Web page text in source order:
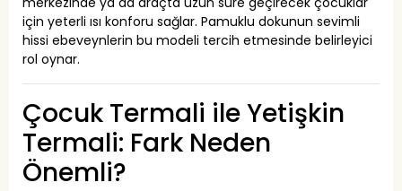
için yeterli ısı konforu sağlar. Pamuklu dokunun sevimli
hissi ebeveynlerin bu modeli tercih etmesinde belirleyici
rol oynar.
Çocuk Termali ile Yetişkin
Termali: Fark Neden
Önemli?